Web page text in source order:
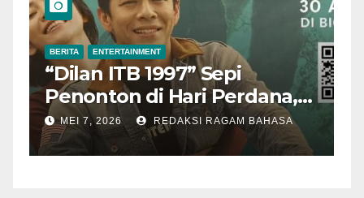
BERITA ENTERTAINMENT
“Dilan ITB 1997” Sepi
Penonton di Hari Perdana,
Pengamat Nilai Cerita
Kurang Kuat
MEI 7, 2026 REDAKSI RAGAM BAHASA